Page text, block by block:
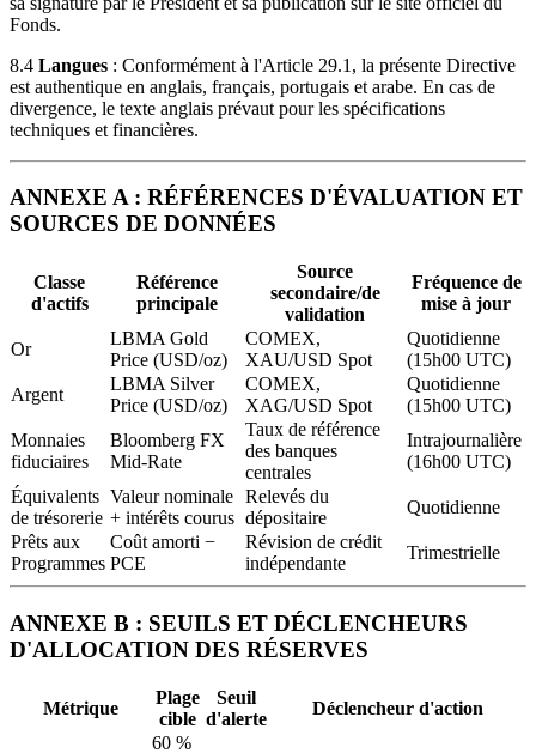
Fonds.
8.4 Langues : Conformément à l'Article 29.1, la présente Directive
est authentique en anglais, français, portugais et arabe. En cas de
divergence, le texte anglais prévaut pour les spécifications
techniques et financières.
ANNEXE A : RÉFÉRENCES D'ÉVALUATION ET
SOURCES DE DONNÉES
Classe
d'actifs
Référence
principale
Source
secondaire/de
validation
Fréquence de
mise à jour
Or
LBMA Gold
Price (USD/oz)
COMEX,
XAU/USD Spot
Quotidienne
(15h00 UTC)
Argent
LBMA Silver
Price (USD/oz)
COMEX,
XAG/USD Spot
Quotidienne
(15h00 UTC)
Monnaies
fiduciaires
Bloomberg FX
Mid-Rate
Taux de référence
des banques
centrales
Intrajournalière
(16h00 UTC)
Équivalents
de trésorerie
Valeur nominale
+ intérêts courus
Relevés du
dépositaire
Quotidienne
Prêts aux
Programmes
Coût amorti −
PCE
Révision de crédit
indépendante
Trimestrielle
ANNEXE B : SEUILS ET DÉCLENCHEURS
D'ALLOCATION DES RÉSERVES
Métrique
Plage
cible
Seuil
d'alerte
Déclencheur d'action
60 %